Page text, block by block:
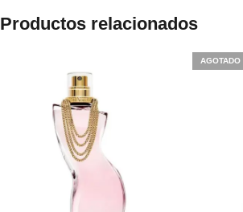
Productos relacionados
AGOTADO